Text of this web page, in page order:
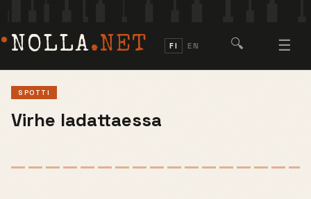
NOLLA.NET FI EN 🔍 ☰
SPOTTI
Virhe ladattaessa